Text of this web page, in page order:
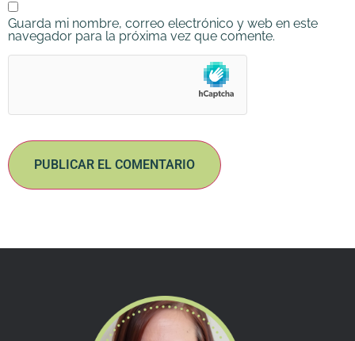
Guarda mi nombre, correo electrónico y web en este
navegador para la próxima vez que comente.